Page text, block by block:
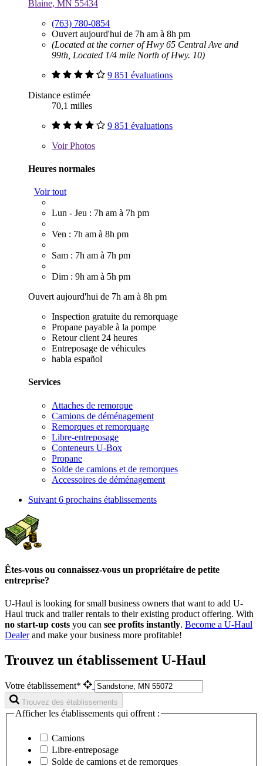
Blaine, MN 55434
(763) 780-0854
Ouvert aujourd'hui de 7h am à 8h pm
(Located at the corner of Hwy 65 Central Ave and
99th, Located 1/4 mile North of Hwy. 10)
9 851 évaluations
Distance estimée
70,1 milles
9 851 évaluations
VoirPhotos
Heures normales
Voir tout
Lun - Jeu : 7h am à 7h pm
Ven : 7h am à 8h pm
Sam : 7h am à 7h pm
Dim : 9h am à 5h pm
Ouvert aujourd'hui de 7h am à 8h pm
Inspection gratuite du remorquage
Propane payable à la pompe
Retour client 24 heures
Entreposage de véhicules
habla español
Services
Attaches de remorque
Camions de déménagement
Remorques et remorquage
Libre-entreposage
Conteneurs U-Box
Propane
Solde de camions et de remorques
Accessoires de déménagement
Suivant 6 prochains établissements
Êtes-vous ou connaissez-vous un propriétaire de petite
entreprise?
U-Haul is looking for small business owners that want to add U-
Haul truck and trailer rentals to their existing product offering. With
no start-up costs you can see profits instantly. Become a U-Haul
Dealerand make your business more profitable!
Trouvez un établissement U-Haul
Votre établissement*
Trouvez des établissements
Afficher les établissements qui offrent :
Camions
Libre-entreposage
Solde de camions et de remorques